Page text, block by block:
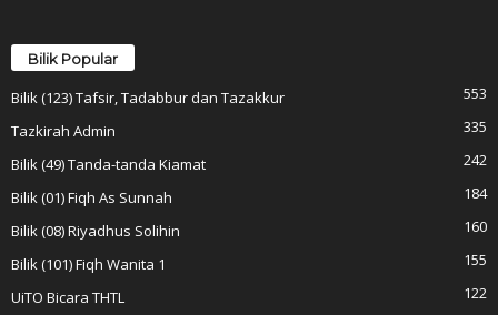
Bilik Popular
Bilik (123) Tafsir, Tadabbur dan Tazakkur
553
Tazkirah Admin
335
Bilik (49) Tanda-tanda Kiamat
242
Bilik (01) Fiqh As Sunnah
184
Bilik (08) Riyadhus Solihin
160
Bilik (101) Fiqh Wanita 1
155
UiTO Bicara THTL
122